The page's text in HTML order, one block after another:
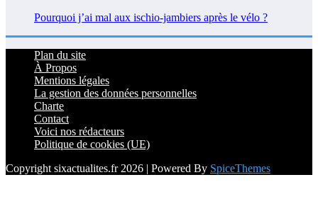
Pourquoi j’ai mal aux ischio-jambiers après le vélo ?
Plan du site
À Propos
Mentions légales
La gestion des données personnelles
Charte
Contact
Voici nos rédacteurs
Politique de cookies (UE)
Copyright sixactualites.fr 2026 | Powered By SpiceThemes